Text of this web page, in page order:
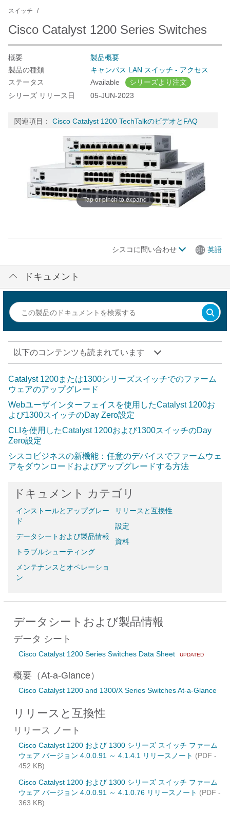
スイッチ
Cisco Catalyst 1200 Series Switches
概要
製品概要
製品の種類
キャンパス LAN スイッチ - アクセス
ステータス
Available
シリーズより注文
シリーズ リリース日
05-JUN-2023
関連項目： Cisco Catalyst 1200 TechTalkのビデオとFAQ
Tap or pinch to expand
シスコに問い合わせ 英語
ドキュメント
以下のコンテンツも読まれています
Catalyst 1200または1300シリーズスイッチでのファーム
ウェアのアップグレード
Webユーザインターフェイスを使用したCatalyst 1200お
よび1300スイッチのDay Zero設定
CLIを使用したCatalyst 1200および1300スイッチのDay
Zero設定
シスコビジネスの新機能：任意のデバイスでファームウェ
アをダウンロードおよびアップグレードする方法
ドキュメント カテゴリ
インストールとアップグレー
ド
データシートおよび製品情報
トラブルシューティング
メンテナンスとオペレーショ
ン
リリースと互換性
設定
資料
データシートおよび製品情報
データ シート
Cisco Catalyst 1200 Series Switches Data Sheet UPDATED
概要（At-a-Glance）
Cisco Catalyst 1200 and 1300/X Series Switches At-a-Glance
リリースと互換性
リリース ノート
Cisco Catalyst 1200 および 1300 シリーズ スイッチ ファーム
ウェア バージョン 4.0.0.91 ～ 4.1.4.1 リリースノート (PDF -
452 KB)
Cisco Catalyst 1200 および 1300 シリーズ スイッチ ファーム
ウェア バージョン 4.0.0.91 ～ 4.1.0.76 リリースノート (PDF -
363 KB)